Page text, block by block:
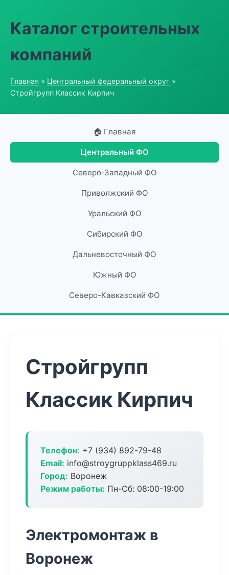
Каталог строительных
компаний
Главная » Центральный федеральный округ »
Стройгрупп Классик Кирпич
🏠 Главная
Центральный ФО
Северо-Западный ФО
Приволжский ФО
Уральский ФО
Сибирский ФО
Дальневосточный ФО
Южный ФО
Северо-Кавказский ФО
Стройгрупп
Классик Кирпич
Телефон: +7 (934) 892-79-48
Email: info@stroygruppklass469.ru
Город: Воронеж
Режим работы: Пн-Сб: 08:00-19:00
Электромонтаж в
Воронеж